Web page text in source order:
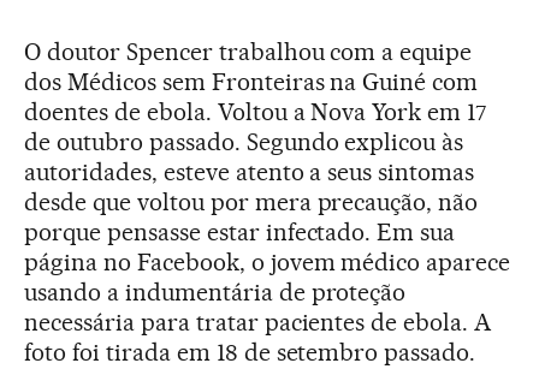
O doutor Spencer trabalhou com a equipe
dos Médicos sem Fronteiras na Guiné com
doentes de ebola. Voltou a Nova York em 17
de outubro passado. Segundo explicou às
autoridades, esteve atento a seus sintomas
desde que voltou por mera precaução, não
porque pensasse estar infectado. Em sua
página no Facebook, o jovem médico aparece
usando a indumentária de proteção
necessária para tratar pacientes de ebola. A
foto foi tirada em 18 de setembro passado.